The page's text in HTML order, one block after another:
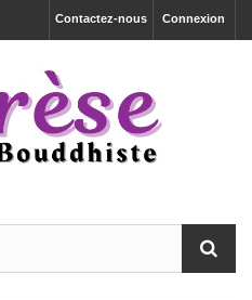
Connexion
Contactez-nous